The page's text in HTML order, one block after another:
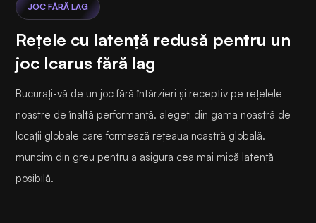
JOC FĂRĂ LAG
Rețele cu latență redusă pentru un
joc Icarus fără lag
Bucurați-vă de un joc fără întârzieri și receptiv pe rețelele
noastre de înaltă performanță. alegeți din gama noastră de
locații globale care formează rețeaua noastră globală.
muncim din greu pentru a asigura cea mai mică latență
posibilă.